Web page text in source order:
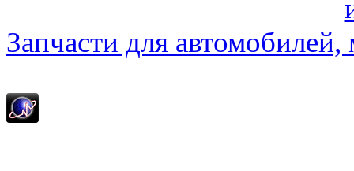
Запчасти для